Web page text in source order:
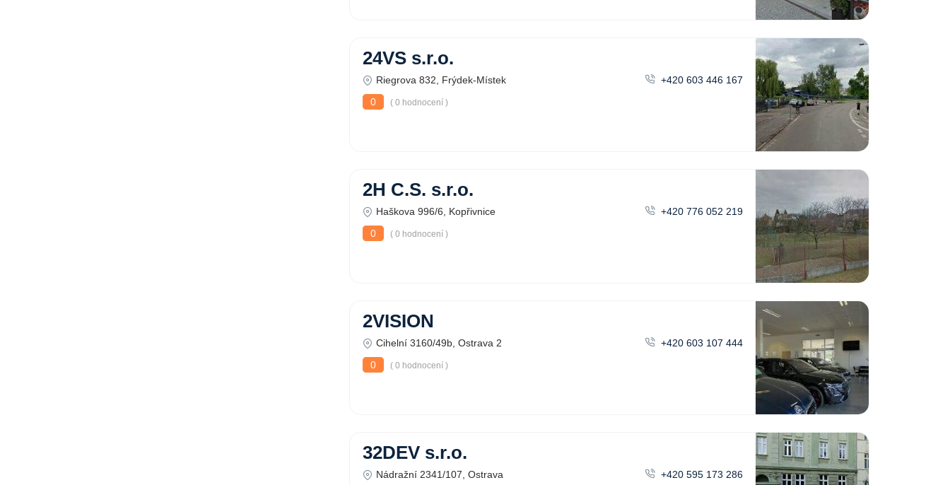
24VS s.r.o.
Riegrova 832, Frýdek-Místek
+420 603 446 167
0
( 0 hodnocení )
2H C.S. s.r.o.
Haškova 996/6, Kopřivnice
+420 776 052 219
0
( 0 hodnocení )
2VISION
Cihelní 3160/49b, Ostrava 2
+420 603 107 444
0
( 0 hodnocení )
32DEV s.r.o.
Nádražní 2341/107, Ostrava
+420 595 173 286